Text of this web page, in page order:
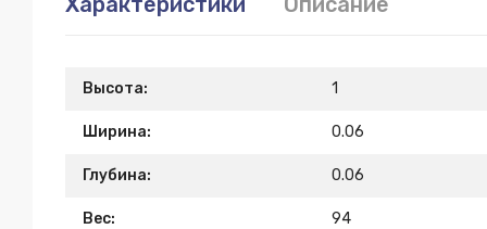
Высота: 1
Ширина: 0.06
Глубина: 0.06
Вес: 94